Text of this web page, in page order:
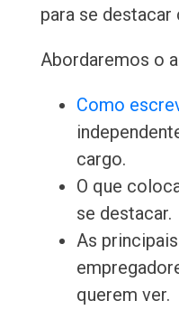
para se
Abordaremos o
Como
cargo.
O que
se destacar.
As
querem ver.